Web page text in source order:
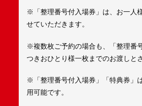
※「整理番号付入場券」は、お一人
せていただきます。
※複数枚ご予約の場合も、「整理番
つきおひとり様一枚までのお渡しと
※「整理番号付入場券」「特典券」
用可能です。